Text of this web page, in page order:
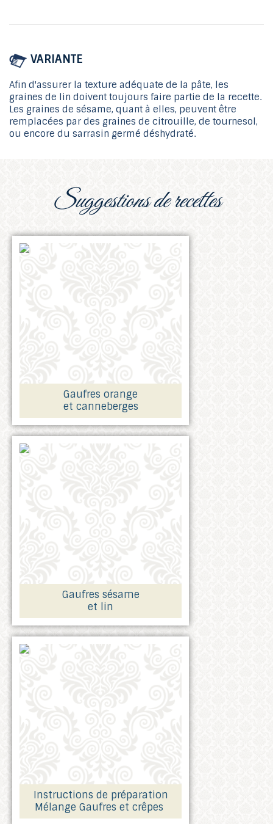
VARIANTE
Afin d'assurer la texture adéquate de la pâte, les
graines de lin doivent toujours faire partie de la recette.
Les graines de sésame, quant à elles, peuvent être
remplacées par des graines de citrouille, de tournesol,
ou encore du sarrasin germé déshydraté.
suggestions de recettes
Gaufres orange
et canneberges
Gaufres sésame
et lin
Instructions de préparation
Mélange Gaufres et crêpes